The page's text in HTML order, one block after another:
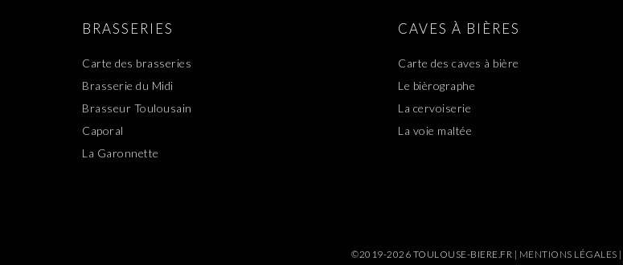
BRASSERIES
Carte des brasseries
Brasserie du Midi
Brasseur Toulousain
Caporal
La Garonnette
CAVES À BIÈRES
Carte des caves à bière
Le bièrographe
La cervoiserie
La voie maltée
©2019-2026 TOULOUSE-BIERE.FR | MENTIONS LÉGALES |